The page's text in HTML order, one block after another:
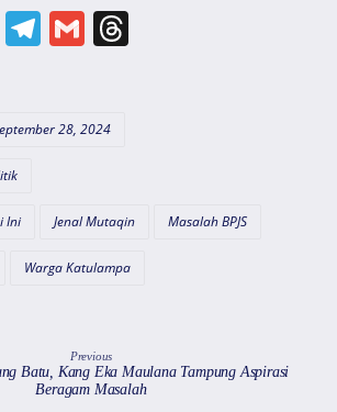
X T
gr
m
G
l
28, 2024
Ini Jenal Mutaqin Masalah BPJS
Warga Katulampa
Previous
Batu, Kang Eka Maulana Tampung Aspirasi
Beragam Masalah